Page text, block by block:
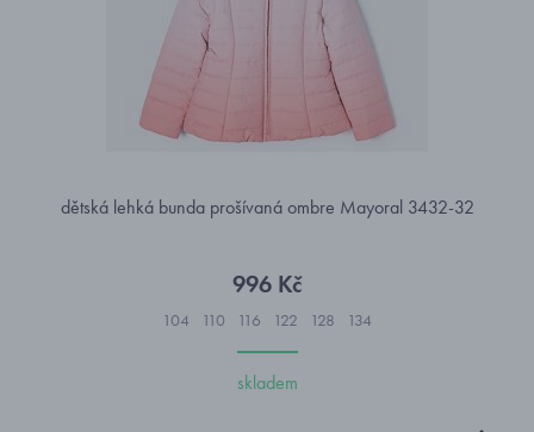
dětská lehká bunda prošívaná ombre Mayoral 3432-32
996 Kč
104 110 116 122 128 134
skladem